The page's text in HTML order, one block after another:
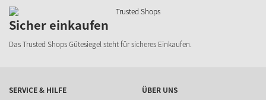
Sicher einkaufen
Das Trusted Shops Gütesiegel steht für sicheres Einkaufen.
SERVICE & HILFE
ÜBER UNS